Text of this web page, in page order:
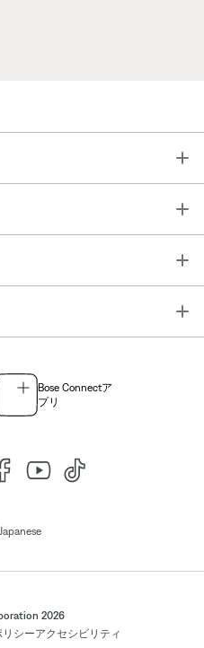
Bose Connectア
プリ
2026
シーアクセシビリティ